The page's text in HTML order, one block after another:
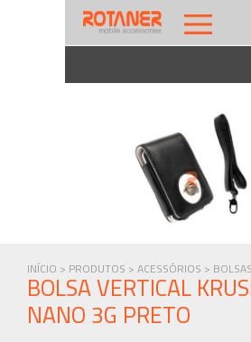
INÍCIO > PRODUTOS >ACESSÓRIOS >
BOLSA VERTICAL
NANO 3G PRETO